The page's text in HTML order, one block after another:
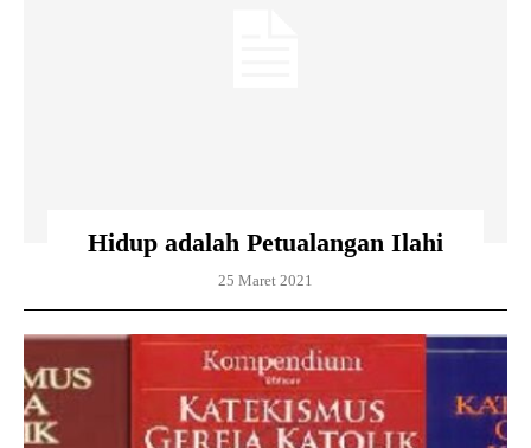
Hidup adalah Petualangan Ilahi
25 Maret 2021